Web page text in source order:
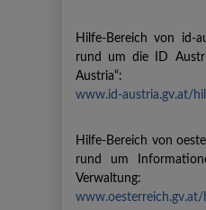
Hilfe-Bereich von id-
rund um die ID
Austria“:
www.id-austria.gv.at/
Hilfe-Bereich von
rund um
Verwaltung:
www.oesterreich.gv.at/